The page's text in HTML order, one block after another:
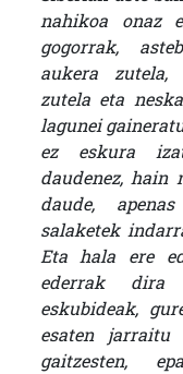
nahikoa onaz
gogorrak,
aukera zutela,
zutela eta
lagunei
ez eskura
daudenez, hain
daude,
salaketek
Eta hala ere
ederrak dira
eskubideak,
esaten jarraitu
gaitzesten,